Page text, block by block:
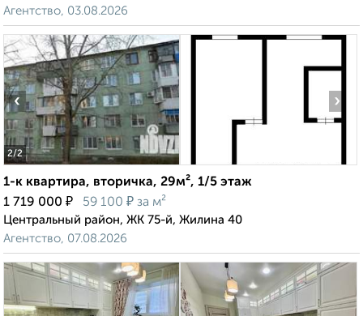
Агентство, 03.08.2026
2/2
‹ ›
1-к квартира, вторичка, 29м², 1/5 этаж
1 719 000 ₽ 59 100 ₽ за м²
Центральный район, ЖК 75-й, Жилина 40
Агентство, 07.08.2026